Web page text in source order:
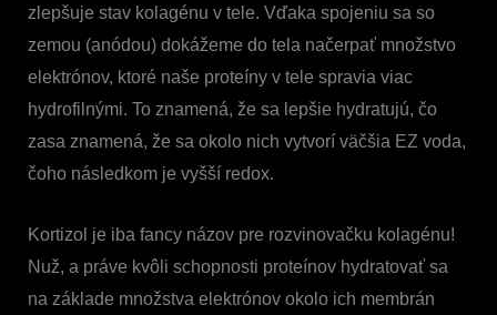
zlepšuje stav kolagénu v tele. Vďaka spojeniu sa so
zemou (anódou) dokážeme do tela načerpať množstvo
elektrónov, ktoré naše proteíny v tele spravia viac
hydrofilnými. To znamená, že sa lepšie hydratujú, čo
zasa znamená, že sa okolo nich vytvorí väčšia EZ voda,
čoho následkom je vyšší redox.
Kortizol je iba fancy názov pre rozvinovačku kolagénu!
Nuž, a práve kvôli schopnosti proteínov hydratovať sa
na základe množstva elektrónov okolo ich membrán